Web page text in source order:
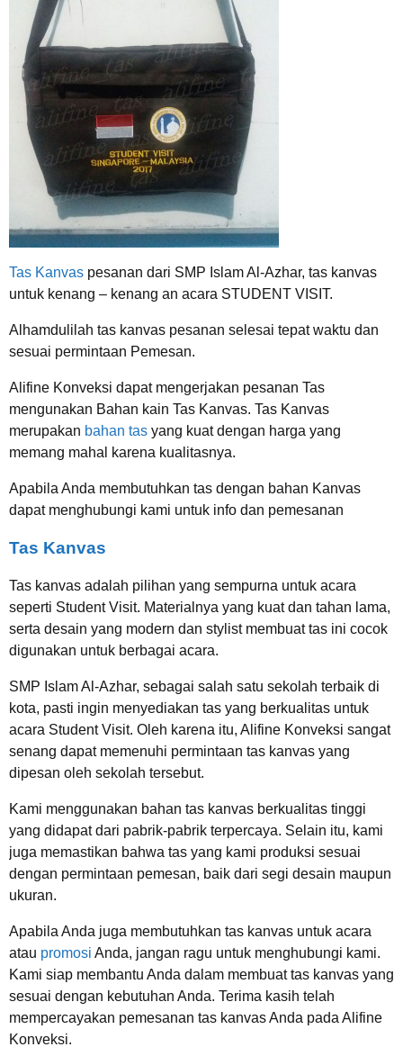
Tas Kanvas pesanan dari SMP Islam Al-Azhar, tas kanvas
untuk kenang – kenang an acara STUDENT VISIT.
Alhamdulilah tas kanvas pesanan selesai tepat waktu dan
sesuai permintaan Pemesan.
Alifine Konveksi dapat mengerjakan pesanan Tas
mengunakan Bahan kain Tas Kanvas. Tas Kanvas
merupakan bahan tas yang kuat dengan harga yang
memang mahal karena kualitasnya.
Apabila Anda membutuhkan tas dengan bahan Kanvas
dapat menghubungi kami untuk info dan pemesanan
Tas Kanvas
Tas kanvas adalah pilihan yang sempurna untuk acara
seperti Student Visit. Materialnya yang kuat dan tahan lama,
serta desain yang modern dan stylist membuat tas ini cocok
digunakan untuk berbagai acara.
SMP Islam Al-Azhar, sebagai salah satu sekolah terbaik di
kota, pasti ingin menyediakan tas yang berkualitas untuk
acara Student Visit. Oleh karena itu, Alifine Konveksi sangat
senang dapat memenuhi permintaan tas kanvas yang
dipesan oleh sekolah tersebut.
Kami menggunakan bahan tas kanvas berkualitas tinggi
yang didapat dari pabrik-pabrik terpercaya. Selain itu, kami
juga memastikan bahwa tas yang kami produksi sesuai
dengan permintaan pemesan, baik dari segi desain maupun
ukuran.
Apabila Anda juga membutuhkan tas kanvas untuk acara
atau promosi Anda, jangan ragu untuk menghubungi kami.
Kami siap membantu Anda dalam membuat tas kanvas yang
sesuai dengan kebutuhan Anda. Terima kasih telah
mempercayakan pemesanan tas kanvas Anda pada Alifine
Konveksi.